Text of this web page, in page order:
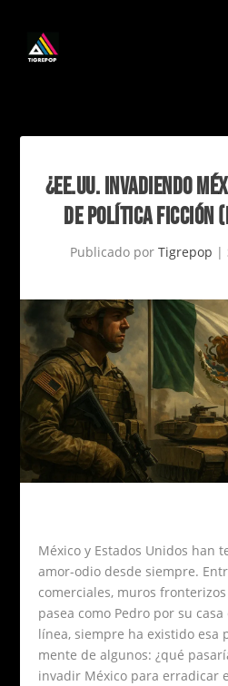
¿EE.UU. INVADIENDO
DE POLÍTICA FICCIÓN
Publicado por Tigrepop |
México y Estados Unidos han
amor-odio desde siempre.
comerciales, muros
pasea como Pedro por su
línea, siempre ha existido esa
mente de algunos: ¿qué
invadir México para erradicar